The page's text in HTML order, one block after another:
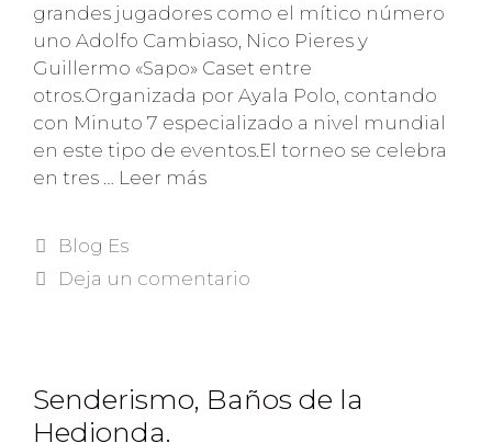
grandes jugadores como el mítico número
uno Adolfo Cambiaso, Nico Pieres y
Guillermo «Sapo» Caset entre
otros.Organizada por Ayala Polo, contando
con Minuto 7 especializado a nivel mundial
en este tipo de eventos.El torneo se celebra
en tres … Leer más
Blog Es
Deja un comentario
Senderismo, Baños de la
Hedionda.